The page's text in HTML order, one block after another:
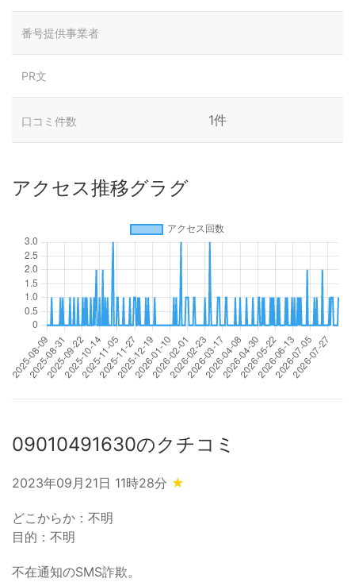
番号提供事業者
PR文
口コミ件数 1件
アクセス推移グラグ
09010491630のクチコミ
2023年09月21日 11時28分 ★
どこからか：不明
目的：不明
不在通知のSMS詐欺。